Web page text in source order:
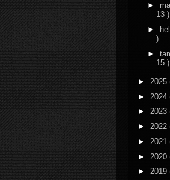
►
13 )
►
)
►
15 )
► 2025
► 2024
► 2023
► 2022
► 2021
► 2020
► 2019